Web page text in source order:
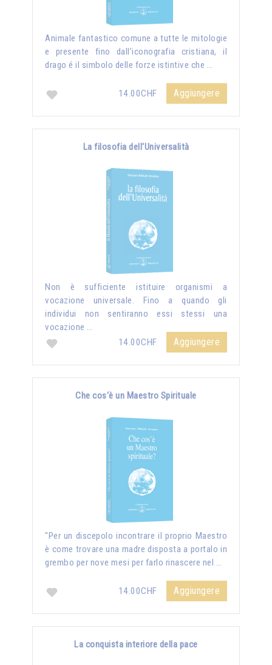
Animale fantastico comune a tutte le mitologie
e presente fino dall’iconografia cristiana, il
drago é il simbolo delle forze istintive che …
14.00CHF Aggiungere
La filosofia dell'Universalità
Non è sufficiente istituire organismi a
vocazione universale. Fino a quando gli
individui non sentiranno essi stessi una
vocazione …
14.00CHF
Aggiungere
Che cos'è un Maestro Spirituale
"Per un discepolo incontrare il proprio Maestro
è come trovare una madre disposta a portalo in
grembo per nove mesi per farlo rinascere nel …
14.00CHF Aggiungere
La conquista interiore della pace